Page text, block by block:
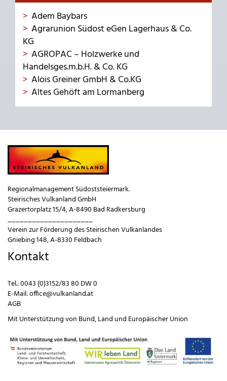
Adem Baybars
Agrarunion Südost eGen Lagerhaus & Co.
KG
AGROPAC – Holzwerke und
Handelsges.m.b.H. & Co. KG
Alois Greiner GmbH & Co.KG
Altes Gehöft am Lormanberg
Regionalmanagement Südoststeiermark.
Steirisches Vulkanland GmbH
Grazertorplatz 15/4, A-8490 Bad Radkersburg
_____________________
Verein zur Förderung des Steirischen Vulkanlandes
Gniebing 148, A-8330 Feldbach
Kontakt
Tel.:0043 (0)3152/83 80 DW 0
E-Mail:office@vulkanland.at
AGB
Mit Unterstützung von Bund,Land und Europäischer Union